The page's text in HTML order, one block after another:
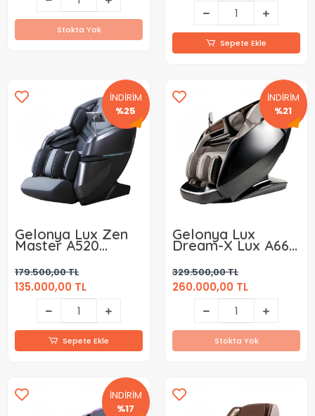
Stokta Yok
Sepete Ekle
İNDİRİM
%25
Gelonya Lux Zen
Master A520
Masaj Koltuğu
179.500,00 TL
135.000,00 TL
Sepete Ekle
İNDİRİM
%21
Gelonya Lux
Dream-X Lux A665
Masaj Koltuğu
329.500,00 TL
260.000,00 TL
Stokta Yok
İNDİRİM
%17